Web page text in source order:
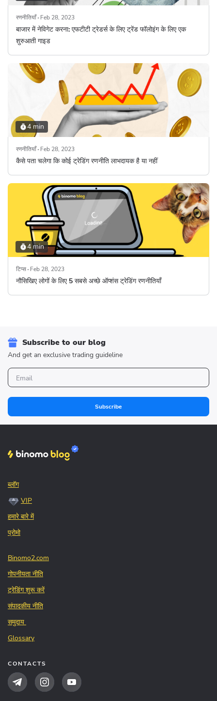
रणनीतियाँ Feb 28, 2023
बाजार में नेविगेट करना: एफटीटी ट्रेडर्स के लिए ट्रेंड फॉलोइंग के लिए एक
शुरुआती गाइड
4 min
रणनीतियाँ Feb 28, 2023
कैसे पता चलेगा कि कोई ट्रेडिंग रणनीति लाभदायक है या नहीं
4 min
टिप्स Feb 28, 2023
नौसिखिए लोगों के लिए 5 सबसे अच्छे ऑप्शंस ट्रेडिंग रणनीतियाँ
Subscribe to our blog
And get an exclusive trading guideline
Subscribe
ब्लॉग
VIP
हमारे बारे में
प्रोमो
Binomo2.com
गोपनीयता नीति
ट्रेडिंग शुरू करें
संपादकीय नीति
समुदाय
Glossary
CONTACTS